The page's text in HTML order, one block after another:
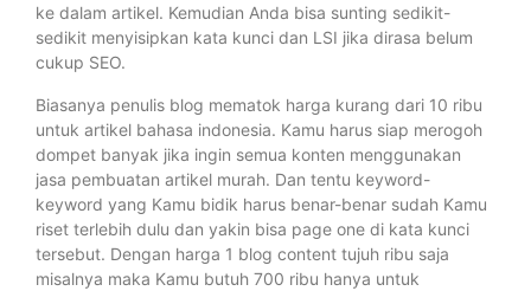
ke dalam artikel. Kemudian Anda bisa sunting sedikit-
sedikit menyisipkan kata kunci dan LSI jika dirasa belum
cukup SEO.
Biasanya penulis blog mematok harga kurang dari 10 ribu
untuk artikel bahasa indonesia. Kamu harus siap merogoh
dompet banyak jika ingin semua konten menggunakan
jasa pembuatan artikel murah. Dan tentu keyword-
keyword yang Kamu bidik harus benar-benar sudah Kamu
riset terlebih dulu dan yakin bisa page one di kata kunci
tersebut. Dengan harga 1 blog content tujuh ribu saja
misalnya maka Kamu butuh 700 ribu hanya untuk